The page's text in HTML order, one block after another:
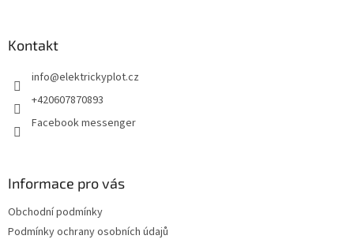
Kontakt
info@elektrickyplot.cz
+420607870893
Facebook messenger
Informace pro vás
Obchodní podmínky
Podmínky ochrany osobních údajů